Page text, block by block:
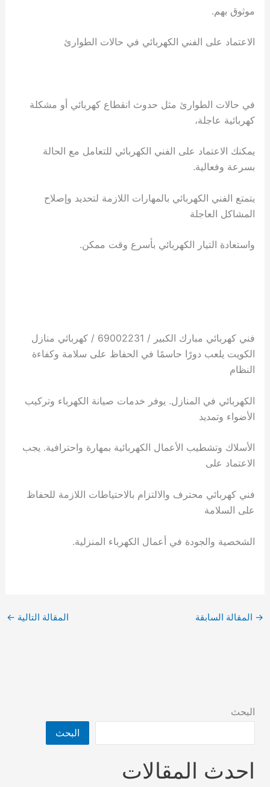
موثوق بهم.
الاعتماد على الفني الكهربائي في حالات الطوارئ
في حالات الطوارئ مثل حدوث انقطاع كهربائي أو مشكلة
كهربائية عاجلة،
يمكنك الاعتماد على الفني الكهربائي للتعامل مع الحالة
بسرعة وفعالية.
يتمتع الفني الكهربائي بالمهارات اللازمة لتحديد وإصلاح
المشاكل العاجلة
واستعادة التيار الكهربائي بأسرع وقت ممكن.
فني كهربائي مبارك الكبير / 69002231 / كهربائي منازل
الكويت يلعب دورًا حاسمًا في الحفاظ على سلامة وكفاءة
النظام
الكهربائي في المنازل. يوفر خدمات صيانة الكهرباء وتركيب
الأضواء وتمديد
الأسلاك وتشطيب الأعمال الكهربائية بمهارة واحترافية. يجب
الاعتماد على
فني كهربائي محترف والالتزام بالاحتياطات اللازمة للحفاظ
على السلامة
الشخصية والجودة في أعمال الكهرباء المنزلية.
→ المقالة السابقة المقالة التالية ←
البحث
البحث
احدث المقالات